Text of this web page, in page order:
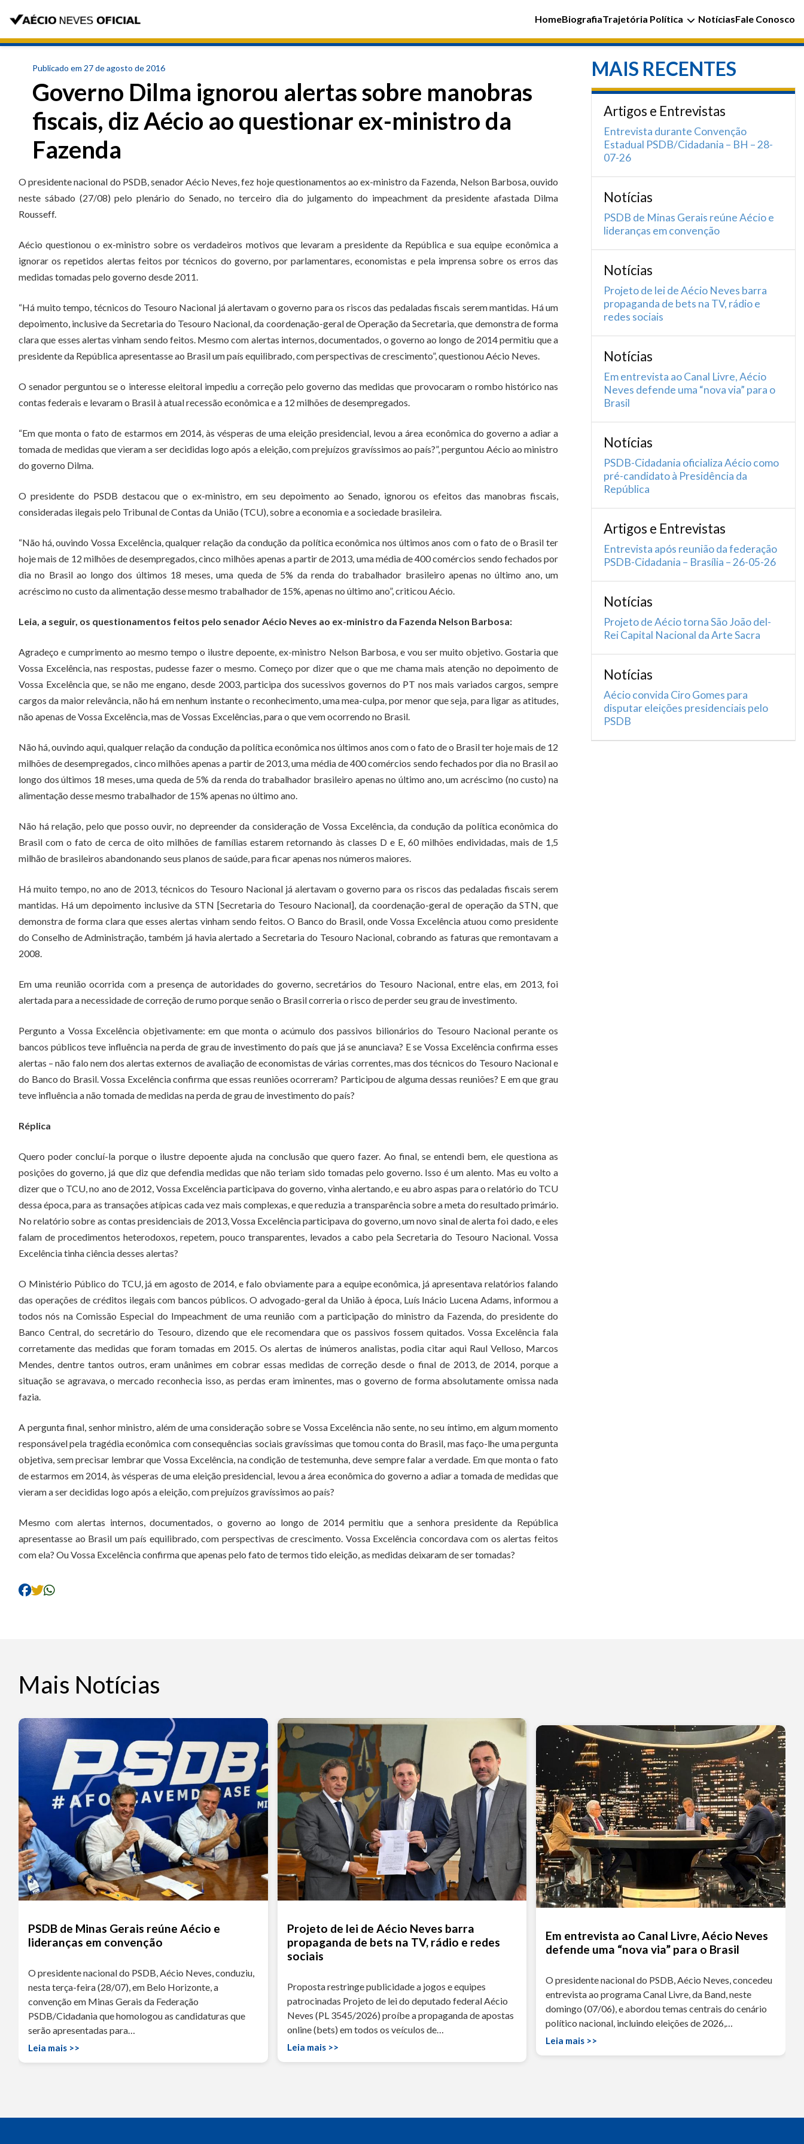
HomeBiografiaTrajetória Política NotíciasFale Conosco
Publicado em 27 de agosto de 2016
Governo Dilma ignorou alertas sobre manobras
fiscais, diz Aécio ao questionar ex-ministro da
Fazenda
O presidente nacional do PSDB, senador Aécio Neves, fez hoje questionamentos ao ex-ministro da Fazenda, Nelson Barbosa, ouvido
neste sábado (27/08) pelo plenário do Senado, no terceiro dia do julgamento do impeachment da presidente afastada Dilma
Rousseff.
Aécio questionou o ex-ministro sobre os verdadeiros motivos que levaram a presidente da República e sua equipe econômica a
ignorar os repetidos alertas feitos por técnicos do governo, por parlamentares, economistas e pela imprensa sobre os erros das
medidas tomadas pelo governo desde 2011.
“Há muito tempo, técnicos do Tesouro Nacional já alertavam o governo para os riscos das pedaladas fiscais serem mantidas. Há um
depoimento, inclusive da Secretaria do Tesouro Nacional, da coordenação-geral de Operação da Secretaria, que demonstra de forma
clara que esses alertas vinham sendo feitos. Mesmo com alertas internos, documentados, o governo ao longo de 2014 permitiu que a
presidente da República apresentasse ao Brasil um país equilibrado, com perspectivas de crescimento”, questionou Aécio Neves.
O senador perguntou se o interesse eleitoral impediu a correção pelo governo das medidas que provocaram o rombo histórico nas
contas federais e levaram o Brasil à atual recessão econômica e a 12 milhões de desempregados.
“Em que monta o fato de estarmos em 2014, às vésperas de uma eleição presidencial, levou a área econômica do governo a adiar a
tomada de medidas que vieram a ser decididas logo após a eleição, com prejuízos gravíssimos ao país?”, perguntou Aécio ao ministro
do governo Dilma.
O presidente do PSDB destacou que o ex-ministro, em seu depoimento ao Senado, ignorou os efeitos das manobras fiscais,
consideradas ilegais pelo Tribunal de Contas da União (TCU), sobre a economia e a sociedade brasileira.
“Não há, ouvindo Vossa Excelência, qualquer relação da condução da política econômica nos últimos anos com o fato de o Brasil ter
hoje mais de 12 milhões de desempregados, cinco milhões apenas a partir de 2013, uma média de 400 comércios sendo fechados por
dia no Brasil ao longo dos últimos 18 meses, uma queda de 5% da renda do trabalhador brasileiro apenas no último ano, um
acréscimo no custo da alimentação desse mesmo trabalhador de 15%, apenas no último ano”, criticou Aécio.
Leia, a seguir, os questionamentos feitos pelo senador Aécio Neves ao ex-ministro da Fazenda Nelson Barbosa:
Agradeço e cumprimento ao mesmo tempo o ilustre depoente, ex-ministro Nelson Barbosa, e vou ser muito objetivo. Gostaria que
Vossa Excelência, nas respostas, pudesse fazer o mesmo. Começo por dizer que o que me chama mais atenção no depoimento de
Vossa Excelência que, se não me engano, desde 2003, participa dos sucessivos governos do PT nos mais variados cargos, sempre
cargos da maior relevância, não há em nenhum instante o reconhecimento, uma mea-culpa, por menor que seja, para ligar as atitudes,
não apenas de Vossa Excelência, mas de Vossas Excelências, para o que vem ocorrendo no Brasil.
Não há, ouvindo aqui, qualquer relação da condução da política econômica nos últimos anos com o fato de o Brasil ter hoje mais de 12
milhões de desempregados, cinco milhões apenas a partir de 2013, uma média de 400 comércios sendo fechados por dia no Brasil ao
longo dos últimos 18 meses, uma queda de 5% da renda do trabalhador brasileiro apenas no último ano, um acréscimo (no custo) na
alimentação desse mesmo trabalhador de 15% apenas no último ano.
Não há relação, pelo que posso ouvir, no depreender da consideração de Vossa Excelência, da condução da política econômica do
Brasil com o fato de cerca de oito milhões de famílias estarem retornando às classes D e E, 60 milhões endividadas, mais de 1,5
milhão de brasileiros abandonando seus planos de saúde, para ficar apenas nos números maiores.
Há muito tempo, no ano de 2013, técnicos do Tesouro Nacional já alertavam o governo para os riscos das pedaladas fiscais serem
mantidas. Há um depoimento inclusive da STN [Secretaria do Tesouro Nacional], da coordenação-geral de operação da STN, que
demonstra de forma clara que esses alertas vinham sendo feitos. O Banco do Brasil, onde Vossa Excelência atuou como presidente
do Conselho de Administração, também já havia alertado a Secretaria do Tesouro Nacional, cobrando as faturas que remontavam a
2008.
Em uma reunião ocorrida com a presença de autoridades do governo, secretários do Tesouro Nacional, entre elas, em 2013, foi
alertada para a necessidade de correção de rumo porque senão o Brasil correria o risco de perder seu grau de investimento.
Pergunto a Vossa Excelência objetivamente: em que monta o acúmulo dos passivos bilionários do Tesouro Nacional perante os
bancos públicos teve influência na perda de grau de investimento do país que já se anunciava? E se Vossa Excelência confirma esses
alertas – não falo nem dos alertas externos de avaliação de economistas de várias correntes, mas dos técnicos do Tesouro Nacional e
do Banco do Brasil. Vossa Excelência confirma que essas reuniões ocorreram? Participou de alguma dessas reuniões? E em que grau
teve influência a não tomada de medidas na perda de grau de investimento do país?
Réplica
Quero poder concluí-la porque o ilustre depoente ajuda na conclusão que quero fazer. Ao final, se entendi bem, ele questiona as
posições do governo, já que diz que defendia medidas que não teriam sido tomadas pelo governo. Isso é um alento. Mas eu volto a
dizer que o TCU, no ano de 2012, Vossa Excelência participava do governo, vinha alertando, e eu abro aspas para o relatório do TCU
dessa época, para as transações atípicas cada vez mais complexas, e que reduzia a transparência sobre a meta do resultado primário.
No relatório sobre as contas presidenciais de 2013, Vossa Excelência participava do governo, um novo sinal de alerta foi dado, e eles
falam de procedimentos heterodoxos, repetem, pouco transparentes, levados a cabo pela Secretaria do Tesouro Nacional. Vossa
Excelência tinha ciência desses alertas?
O Ministério Público do TCU, já em agosto de 2014, e falo obviamente para a equipe econômica, já apresentava relatórios falando
das operações de créditos ilegais com bancos públicos. O advogado-geral da União à época, Luís Inácio Lucena Adams, informou a
todos nós na Comissão Especial do Impeachment de uma reunião com a participação do ministro da Fazenda, do presidente do
Banco Central, do secretário do Tesouro, dizendo que ele recomendara que os passivos fossem quitados. Vossa Excelência fala
corretamente das medidas que foram tomadas em 2015. Os alertas de inúmeros analistas, podia citar aqui Raul Velloso, Marcos
Mendes, dentre tantos outros, eram unânimes em cobrar essas medidas de correção desde o final de 2013, de 2014, porque a
situação se agravava, o mercado reconhecia isso, as perdas eram iminentes, mas o governo de forma absolutamente omissa nada
fazia.
A pergunta final, senhor ministro, além de uma consideração sobre se Vossa Excelência não sente, no seu íntimo, em algum momento
responsável pela tragédia econômica com consequências sociais gravíssimas que tomou conta do Brasil, mas faço-lhe uma pergunta
objetiva, sem precisar lembrar que Vossa Excelência, na condição de testemunha, deve sempre falar a verdade. Em que monta o fato
de estarmos em 2014, às vésperas de uma eleição presidencial, levou a área econômica do governo a adiar a tomada de medidas que
vieram a ser decididas logo após a eleição, com prejuízos gravíssimos ao país?
Mesmo com alertas internos, documentados, o governo ao longo de 2014 permitiu que a senhora presidente da República
apresentasse ao Brasil um país equilibrado, com perspectivas de crescimento. Vossa Excelência concordava com os alertas feitos
com ela? Ou Vossa Excelência confirma que apenas pelo fato de termos tido eleição, as medidas deixaram de ser tomadas?
MAIS RECENTES
Artigos e Entrevistas
Entrevista durante Convenção
Estadual PSDB/Cidadania – BH – 28-
07-26
Notícias
PSDB de Minas Gerais reúne Aécio e
lideranças em convenção
Notícias
Projeto de lei de Aécio Neves barra
propaganda de bets na TV, rádio e
redes sociais
Notícias
Em entrevista ao Canal Livre, Aécio
Neves defende uma “nova via” para o
Brasil
Notícias
PSDB-Cidadania oficializa Aécio como
pré-candidato à Presidência da
República
Artigos e Entrevistas
Entrevista após reunião da federação
PSDB-Cidadania – Brasília – 26-05-26
Notícias
Projeto de Aécio torna São João del-
Rei Capital Nacional da Arte Sacra
Notícias
Aécio convida Ciro Gomes para
disputar eleições presidenciais pelo
PSDB
Mais Notícias
PSDB de Minas Gerais reúne Aécio e
lideranças em convenção
O presidente nacional do PSDB, Aécio Neves, conduziu,
nesta terça-feira (28/07), em Belo Horizonte, a
convenção em Minas Gerais da Federação
PSDB/Cidadania que homologou as candidaturas que
serão apresentadas para…
Leia mais >>
Projeto de lei de Aécio Neves barra
propaganda de bets na TV, rádio e redes
sociais
Proposta restringe publicidade a jogos e equipes
patrocinadas Projeto de lei do deputado federal Aécio
Neves (PL 3545/2026) proíbe a propaganda de apostas
online (bets) em todos os veículos de…
Leia mais >>
Em entrevista ao Canal Livre, Aécio Neves
defende uma “nova via” para o Brasil
O presidente nacional do PSDB, Aécio Neves, concedeu
entrevista ao programa Canal Livre, da Band, neste
domingo (07/06), e abordou temas centrais do cenário
político nacional, incluindo eleições de 2026,…
Leia mais >>